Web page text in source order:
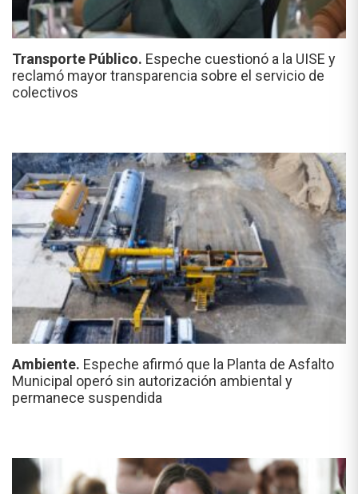
Transporte Público. Espeche cuestionó a la UISE y
reclamó mayor transparencia sobre el servicio de
colectivos
Ambiente. Espeche afirmó que la Planta de Asfalto
Municipal operó sin autorización ambiental y
permanece suspendida